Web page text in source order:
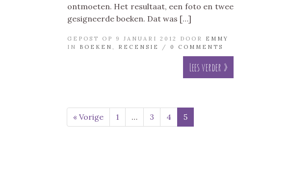
ontmoeten. Het resultaat, een foto en twee
gesigneerde boeken. Dat was […]
GEPOST OP 9 JANUARI 2012 DOOR EMMY
IN BOEKEN , RECENSIE / 0 COMMENTS
Lees verder »
« Vorige 1 … 3 4 5